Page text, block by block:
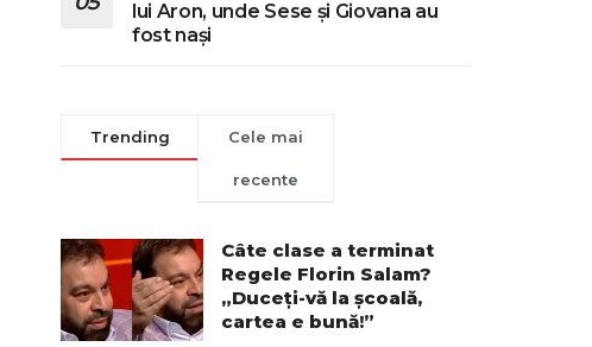
lui Aron, unde Sese și Giovana au
fost nași
Trending Cele mai
recente
Câte clase a terminat
Regele Florin Salam?
„Duceți-vă la școală,
cartea e bună!”